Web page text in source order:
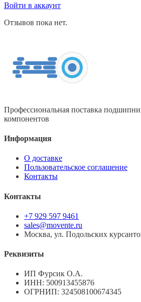
Войти в аккаунт
Отзывов пока нет.
Профессиональная поставка
компонентов
Информация
О доставке
Пользовательское соглашение
Контакты
Контакты
+7 929 597 9461
sales@movente.ru
Москва, ул. Подольских
Реквизиты
ИП Фурсик О.А.
ИНН: 500913455876
ОГРНИП: 324508100674345